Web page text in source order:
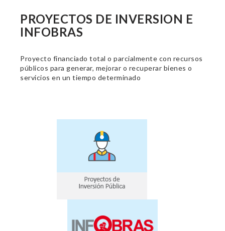
PROYECTOS DE INVERSION E
INFOBRAS
Proyecto financiado total o parcialmente con recursos
públicos para generar, mejorar o recuperar bienes o
servicios en un tiempo determinado